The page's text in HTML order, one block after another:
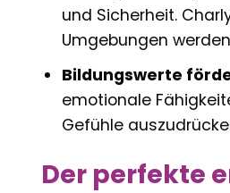
und Sicherheit.
Umgebungen
Bildungswerte
emotionale
Gefühle
Der perfekte